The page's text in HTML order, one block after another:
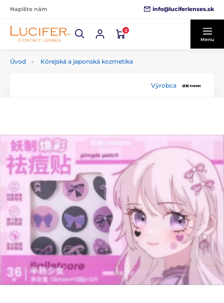
Napíšte nám info@luciferlenses.sk
0
Menu
Úvod Kórejská a japonská kozmetika
Výrobca